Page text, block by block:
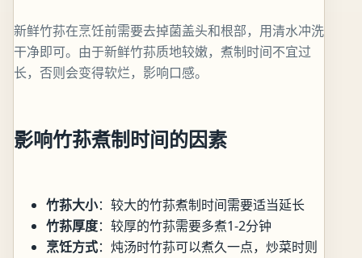
新鲜竹荪在烹饪前需要去掉菌盖头和根部，用清水冲洗
干净即可。由于新鲜竹荪质地较嫩，煮制时间不宜过
长，否则会变得软烂，影响口感。
影响竹荪煮制时间的因素
竹荪大小：较大的竹荪煮制时间需要适当延长
竹荪厚度：较厚的竹荪需要多煮1-2分钟
烹饪方式：炖汤时竹荪可以煮久一点，炒菜时则